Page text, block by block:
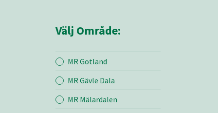
Mina sidor
Välj Område:
MR Gotland
MR Gävle Dala
MR Mälardalen